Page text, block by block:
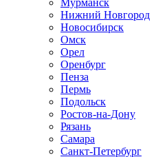
Мурманск
Нижний Новгород
Новосибирск
Омск
Орел
Оренбург
Пенза
Пермь
Подольск
Ростов-на-Дону
Рязань
Самара
Санкт-Петербург